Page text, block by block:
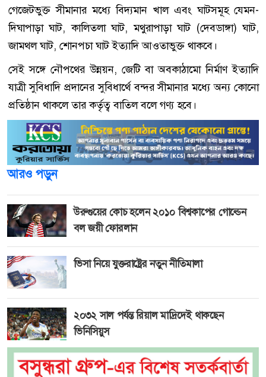
গেজেটভুক্ত সীমানার মধ্যে বিদ্যমান খাল এবং ঘাটসমূহ যেমন-
দিঘাপাড়া ঘাট, কালিতলা ঘাট, মথুরাপাড়া ঘাট (দেবডাঙ্গা) ঘাট,
জামথল ঘাট, শোনপচা ঘাট ইত্যাদি আওতাভুক্ত থাকবে।
সেই সঙ্গে নৌপথের উন্নয়ন, জেটি বা অবকাঠামো নির্মাণ ইত্যাদি
যাত্রী সুবিধাদি প্রদানের সুবিধার্থে বন্দর সীমানার মধ্যে অন্য কোনো
প্রতিষ্ঠান থাকলে তার কর্তৃত্ব বাতিল বলে গণ্য হবে।
আরও পড়ুন
উরুগুয়ের কোচ হলেন ২০১০ বিশ্বকাপের গোল্ডেন
বল জয়ী ফোরলান
ভিসা নিয়ে যুক্তরাষ্ট্রের নতুন নীতিমালা
২০৩২ সাল পর্যন্ত রিয়াল মাদ্রিদেই থাকছেন
ভিনিসিয়ুস